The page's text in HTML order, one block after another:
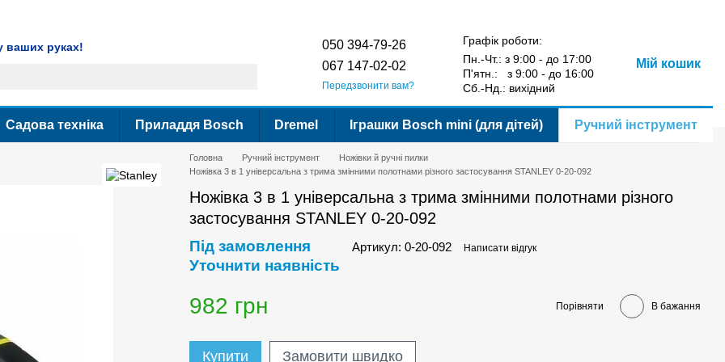
ваших руках!
050 394-79-26
067 147-02-02
Передзвонити вам?
Графік роботи:
Пн.-Чт.: з 9:00 - до 17:00
П'ятн.: з 9:00 - до 16:00
Сб.-Нд.: вихідний
Мій кошик
Садова техніка Приладдя Bosch Dremel Іграшки Bosch mini (для дітей) Ручний інструмент
Головна Ручний інструмент
Ножівки й ручні пилки
Ножівка 3 в 1 універсальна з трима змінними полотнами різного застосування STANLEY 0-20-092
Ножівка 3 в 1 універсальна з трима змінними полотнами різного
застосування STANLEY 0-20-092
Під замовлення
Уточнити наявність
Артикул: 0-20-092 Написати відгук
982 грн Порівняти В бажання
Купити Замовити швидко